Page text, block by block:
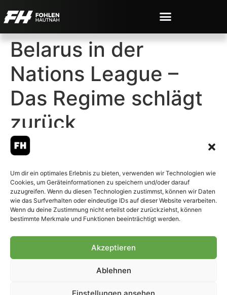
Um dir ein optimales Erlebnis zu bieten, verwenden wir Technologien wie
Cookies, um Geräteinformationen zu speichern und/oder darauf
zuzugreifen. Wenn du diesen Technologien zustimmst, können wir Daten
wie das Surfverhalten oder eindeutige IDs auf dieser Website verarbeiten.
Wenn du deine Zustimmung nicht erteilst oder zurückziehst, können
bestimmte Merkmale und Funktionen beeinträchtigt werden.
Akzeptieren
Ablehnen
Einstellungen ansehen
Belarus in der
Nations League –
Das Regime schlägt
zurück
© 2007-2026 Fohlen-Hautnah.de
– Alle rechte vorbehalten.
Fohlen-Hautnah.de ist ein
offiziell eingetragenes Magazin